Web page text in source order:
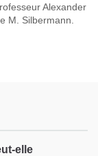
Alexander
M. Silbermann.
elle